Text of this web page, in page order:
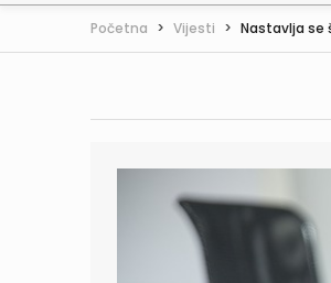
Početna > Vijesti > Nastavlja se